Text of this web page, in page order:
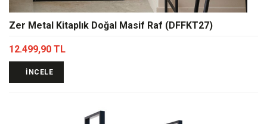
Zer Metal Kitaplık Doğal Masif Raf (DFFKT27)
12.499,90 TL
İNCELE